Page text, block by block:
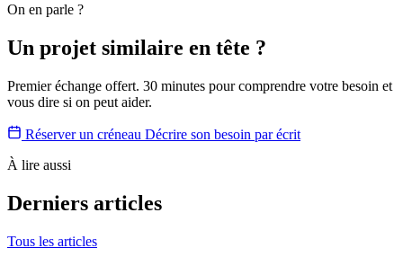
On en parle ?
Un projet similaire en tête ?
Premier échange offert. 30 minutes pour comprendre votre besoin et
vous dire si on peut aider.
Réserver un créneau Décrire son besoin par écrit
À lire aussi
Derniers articles
Tous les articles